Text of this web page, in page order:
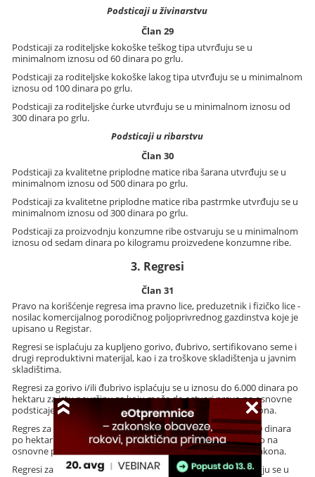
Podsticaji u živinarstvu
Član 29
Podsticaji za roditeljske kokoške teškog tipa utvrđuju se u
minimalnom iznosu od 60 dinara po grlu.
Podsticaji za roditeljske kokoške lakog tipa utvrđuju se u minimalnom
iznosu od 100 dinara po grlu.
Podsticaji za roditeljske ćurke utvrđuju se u minimalnom iznosu od
300 dinara po grlu.
Podsticaji u ribarstvu
Član 30
Podsticaji za kvalitetne priplodne matice riba šarana utvrđuju se u
minimalnom iznosu od 500 dinara po grlu.
Podsticaji za kvalitetne priplodne matice riba pastrmke utvrđuju se u
minimalnom iznosu od 300 dinara po grlu.
Podsticaji za proizvodnju konzumne ribe ostvaruju se u minimalnom
iznosu od sedam dinara po kilogramu proizvedene konzumne ribe.
3. Regresi
Član 31
Pravo na korišćenje regresa ima pravno lice, preduzetnik i fizičko lice -
nosilac komercijalnog porodičnog poljoprivrednog gazdinstva koje je
upisano u Registar.
Regresi se isplaćuju za kupljeno gorivo, đubrivo, sertifikovano seme i
drugi reproduktivni materijal, kao i za troškove skladištenja u javnim
skladištima.
Regresi za gorivo i/ili đubrivo isplaćuju se u iznosu do 6.000 dinara po
hektaru za istu površinu za koju može da ostvari pravo na osnovne
podsticaje iz člana 17. stav 1. tačka 1) podtačka (1) ovog zakona.
Regres za sertifikovano seme isplaćuje se u iznosu do 17.000 dinara
po hektaru za istu površinu za koju može da se ostvari pravo na
osnovne podsticaje iz člana 17. tačka 1) podtačka (1) ovog zakona.
Regresi za troškove skladištenja u javnim skladištima isplaćuju se u